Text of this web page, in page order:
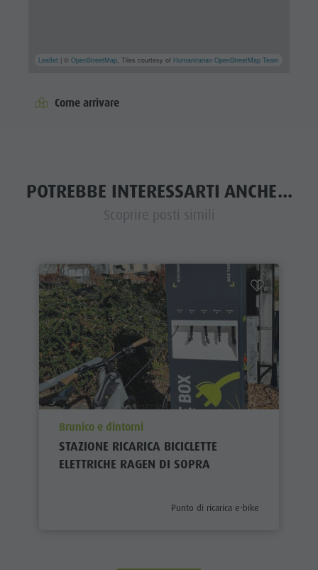
Leaflet | ©OpenStreetMap, Tiles courtesy of Humanitarian OpenStreetMap Team
Come arrivare
POTREBBE INTERESSARTI ANCHE...
Scoprire posti simili
aria.poi_location_prefix
Brunico e dintorni
STAZIONE RICARICA BICICLETTE
ELETTRICHE RAGEN DI SOPRA
aria.poi_category_prefix
Punto di ricarica e-bike